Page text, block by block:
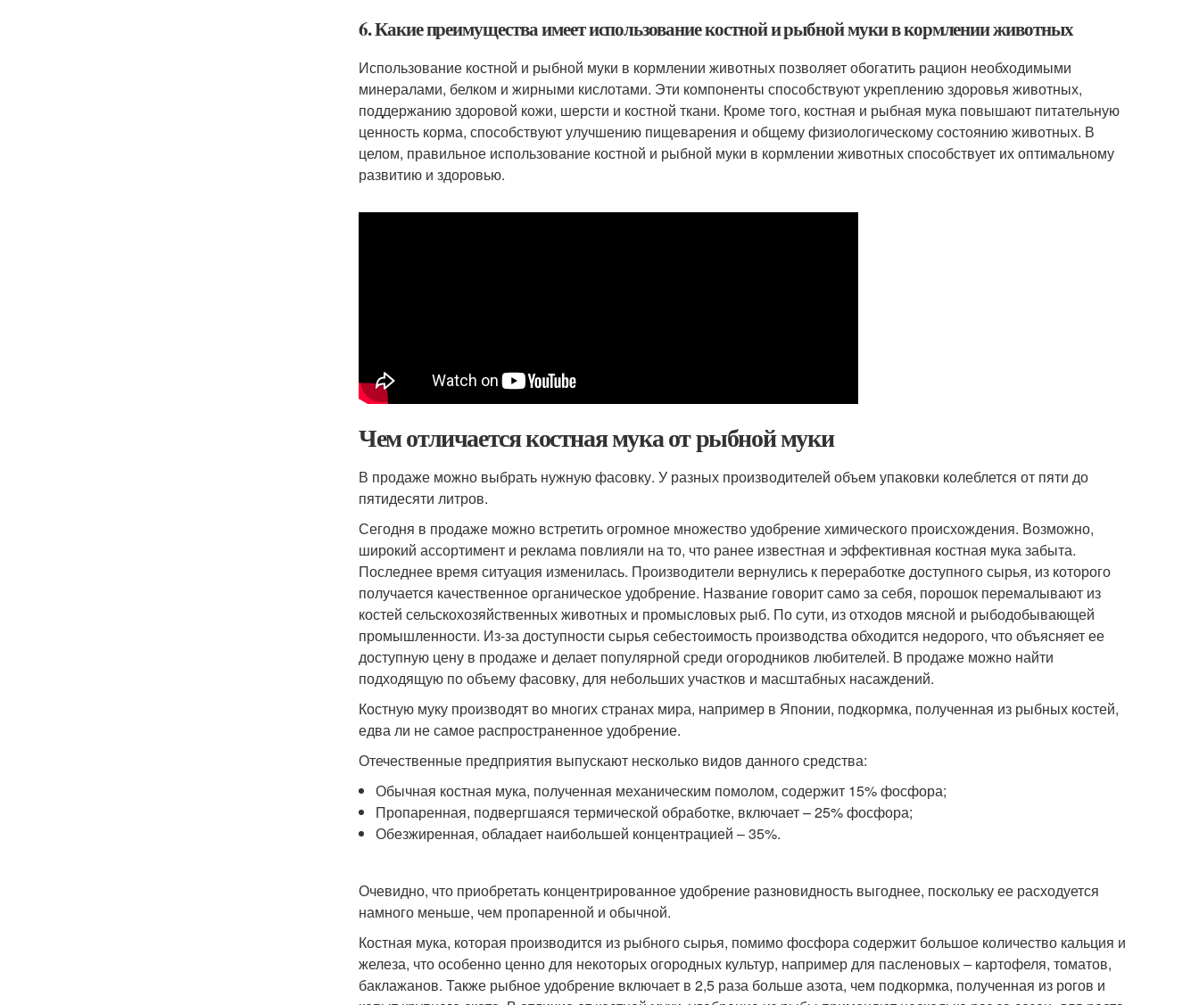
6. Какие преимущества имеет использование костной и рыбной муки в кормлении животных
Использование костной и рыбной муки в кормлении животных позволяет обогатить рацион необходимыми
минералами, белком и жирными кислотами. Эти компоненты способствуют укреплению здоровья животных,
поддержанию здоровой кожи, шерсти и костной ткани. Кроме того, костная и рыбная мука повышают питательную
ценность корма, способствуют улучшению пищеварения и общему физиологическому состоянию животных. В
целом, правильное использование костной и рыбной муки в кормлении животных способствует их оптимальному
развитию и здоровью.
Чем отличается костная мука от рыбной муки
В продаже можно выбрать нужную фасовку. У разных производителей объем упаковки колеблется от пяти до
пятидесяти литров.
Сегодня в продаже можно встретить огромное множество удобрение химического происхождения. Возможно,
широкий ассортимент и реклама повлияли на то, что ранее известная и эффективная костная мука забыта.
Последнее время ситуация изменилась. Производители вернулись к переработке доступного сырья, из которого
получается качественное органическое удобрение. Название говорит само за себя, порошок перемалывают из
костей сельскохозяйственных животных и промысловых рыб. По сути, из отходов мясной и рыбодобывающей
промышленности. Из-за доступности сырья себестоимость производства обходится недорого, что объясняет ее
доступную цену в продаже и делает популярной среди огородников любителей. В продаже можно найти
подходящую по объему фасовку, для небольших участков и масштабных насаждений.
Костную муку производят во многих странах мира, например в Японии, подкормка, полученная из рыбных костей,
едва ли не самое распространенное удобрение.
Отечественные предприятия выпускают несколько видов данного средства:
Обычная костная мука, полученная механическим помолом, содержит 15% фосфора;
Пропаренная, подвергшаяся термической обработке, включает – 25% фосфора;
Обезжиренная, обладает наибольшей концентрацией – 35%.
Очевидно, что приобретать концентрированное удобрение разновидность выгоднее, поскольку ее расходуется
намного меньше, чем пропаренной и обычной.
Костная мука, которая производится из рыбного сырья, помимо фосфора содержит большое количество кальция и
железа, что особенно ценно для некоторых огородных культур, например для пасленовых – картофеля, томатов,
баклажанов. Также рыбное удобрение включает в 2,5 раза больше азота, чем подкормка, полученная из рогов и